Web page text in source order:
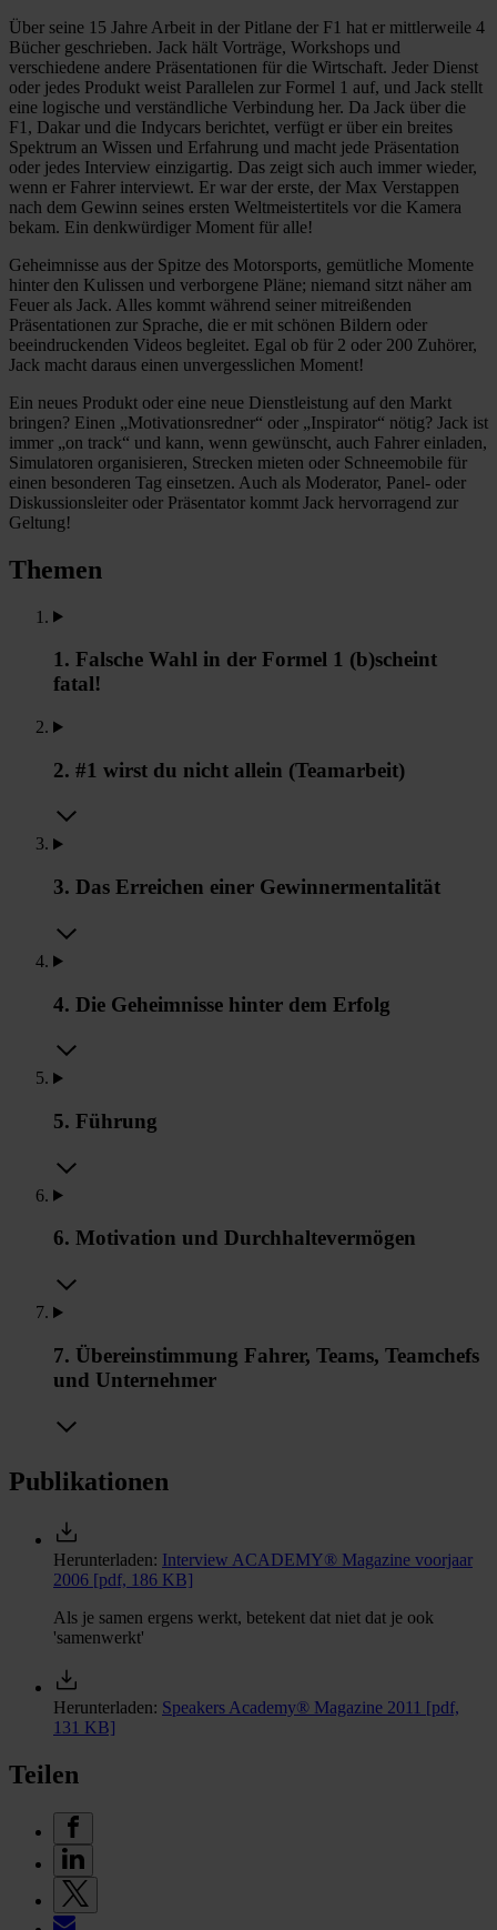
Über seine 15 Jahre Arbeit in der Pitlane der F1 hat er mittlerweile 4
Bücher geschrieben. Jack hält Vorträge, Workshops und
verschiedene andere Präsentationen für die Wirtschaft. Jeder Dienst
oder jedes Produkt weist Parallelen zur Formel 1 auf, und Jack stellt
eine logische und verständliche Verbindung her. Da Jack über die
F1, Dakar und die Indycars berichtet, verfügt er über ein breites
Spektrum an Wissen und Erfahrung und macht jede Präsentation
oder jedes Interview einzigartig. Das zeigt sich auch immer wieder,
wenn er Fahrer interviewt. Er war der erste, der Max Verstappen
nach dem Gewinn seines ersten Weltmeistertitels vor die Kamera
bekam. Ein denkwürdiger Moment für alle!
Geheimnisse aus der Spitze des Motorsports, gemütliche Momente
hinter den Kulissen und verborgene Pläne; niemand sitzt näher am
Feuer als Jack. Alles kommt während seiner mitreißenden
Präsentationen zur Sprache, die er mit schönen Bildern oder
beeindruckenden Videos begleitet. Egal ob für 2 oder 200 Zuhörer,
Jack macht daraus einen unvergesslichen Moment!
Ein neues Produkt oder eine neue Dienstleistung auf den Markt
bringen? Einen „Motivationsredner“ oder „Inspirator“ nötig? Jack ist
immer „on track“ und kann, wenn gewünscht, auch Fahrer einladen,
Simulatoren organisieren, Strecken mieten oder Schneemobile für
einen besonderen Tag einsetzen. Auch als Moderator, Panel- oder
Diskussionsleiter oder Präsentator kommt Jack hervorragend zur
Geltung!
Themen
1. Falsche Wahl in der Formel 1 (b)scheint
fatal!
2. #1 wirst du nicht allein (Teamarbeit)
3. Das Erreichen einer Gewinnermentalität
4. Die Geheimnisse hinter dem Erfolg
5. Führung
6. Motivation und Durchhaltevermögen
7. Übereinstimmung Fahrer, Teams, Teamchefs
und Unternehmer
Publikationen
Herunterladen: Interview ACADEMY® Magazine voorjaar
2006 [pdf, 186 KB]
Als je samen ergens werkt, betekent dat niet dat je ook
'samenwerkt'
Herunterladen: Speakers Academy® Magazine 2011 [pdf,
131 KB]
Teilen